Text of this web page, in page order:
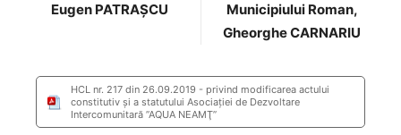
Eugen PATRAȘCU
Municipiului Roman,
Gheorghe CARNARIU
HCL nr. 217 din 26.09.2019 - privind modificarea actului
constitutiv şi a statutului Asociaţiei de Dezvoltare
Intercomunitară ”AQUA NEAMŢ”